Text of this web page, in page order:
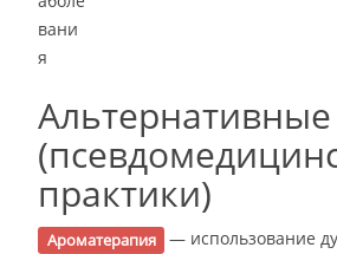
практики)
Ароматерапия
— использование